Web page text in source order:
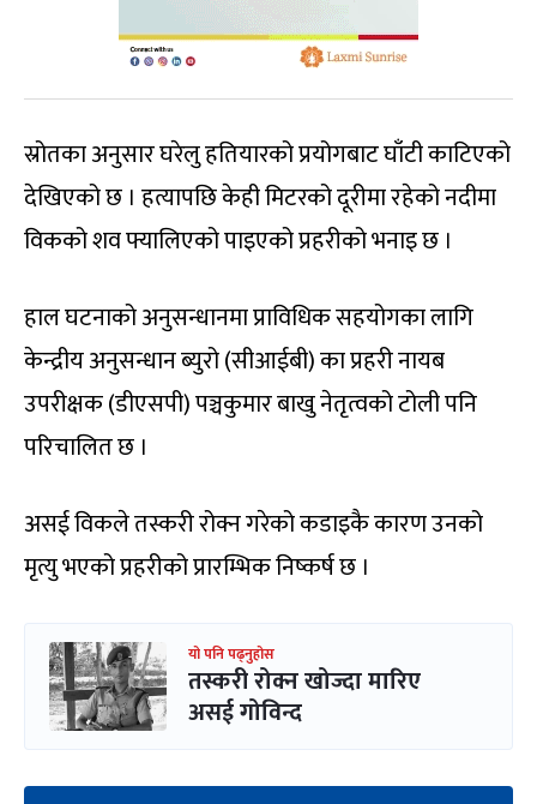
स्रोतका अनुसार घरेलु हतियारको प्रयोगबाट घाँटी काटिएको
देखिएको छ । हत्यापछि केही मिटरको दूरीमा रहेको नदीमा
विकको शव फ्यालिएको पाइएको प्रहरीको भनाइ छ ।
हाल घटनाको अनुसन्धानमा प्राविधिक सहयोगका लागि
केन्द्रीय अनुसन्धान ब्युरो (सीआईबी) का प्रहरी नायब
उपरीक्षक (डीएसपी) पञ्चकुमार बाखु नेतृत्वको टोली पनि
परिचालित छ ।
असई विकले तस्करी रोक्न गरेको कडाइकै कारण उनको
मृत्यु भएको प्रहरीको प्रारम्भिक निष्कर्ष छ ।
यो पनि पढ्नुहोस
तस्करी रोक्न खोज्दा मारिए
असई गोविन्द